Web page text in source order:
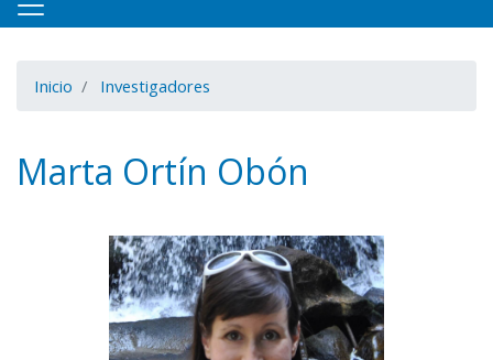
Inicio Investigadores
Marta Ortín Obón